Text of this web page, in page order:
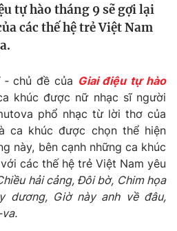
tự hào tháng 9 sẽ gợi lại
các thế hệ trẻ Việt Nam
-chủ đề của Giai điệu tự hào
khúc được nữ nhạc sĩ người
phổ nhạc từ lời thơ của
ca khúc được chọn thể hiện
này, bên cạnh những ca khúc
các thế hệ trẻ Việt Nam yêu
hải cảng, Đôi bờ, Chim họa
dương, Giờ này anh về đâu,